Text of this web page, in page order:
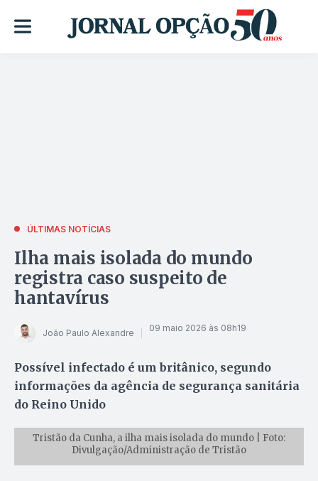
ÚLTIMAS NOTÍCIAS
Ilha mais isolada do mundo
registra caso suspeito de
hantavírus
João Paulo Alexandre 09 maio 2026 às 08h19
Possível infectado é um britânico, segundo
informações da agência de segurança sanitária
do Reino Unido
Tristão da Cunha, a ilha mais isolada do mundo | Foto:
Divulgação/Administração de Tristão